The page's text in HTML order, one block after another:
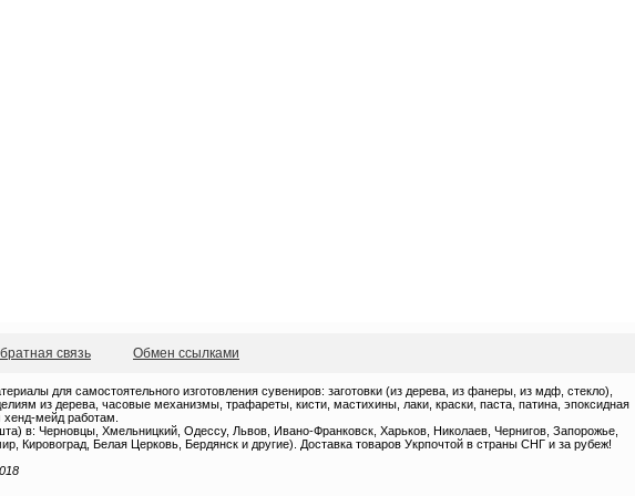
связь Обмен ссылками
для самостоятельного изготовления сувениров: заготовки (из дерева, из фанеры, из мдф, стекло),
из дерева, часовые механизмы, трафареты, кисти, мастихины, лаки, краски, паста, патина, эпоксидная
мейд работам.
в: Черновцы, Хмельницкий, Одессу, Львов, Ивано-Франковск, Харьков, Николаев, Чернигов, Запорожье,
Белая Церковь, Бердянск и другие). Доставка товаров Укрпочтой в страны СНГ и за рубеж!